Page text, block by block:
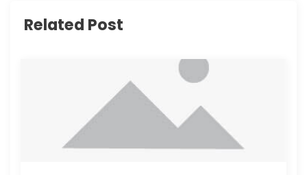
Related Post